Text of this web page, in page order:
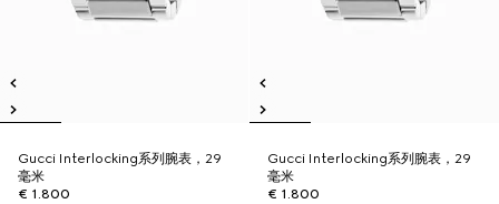
Gucci Interlocking系列腕表，29
毫米
€ 1.800
Gucci Interlocking系列腕表，29
毫米
€ 1.800